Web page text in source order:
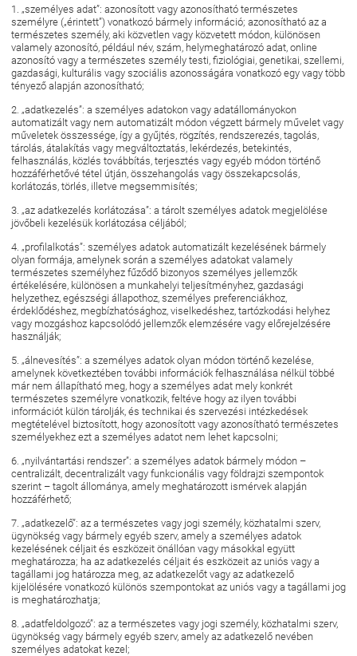
1. „személyes adat”: azonosított vagy azonosítható természetes
személyre („érintett”) vonatkozó bármely információ; azonosítható az a
természetes személy, aki közvetlen vagy közvetett módon, különösen
valamely azonosító, például név, szám, helymeghatározó adat, online
azonosító vagy a természetes személy testi, fiziológiai, genetikai, szellemi,
gazdasági, kulturális vagy szociális azonosságára vonatkozó egy vagy több
tényező alapján azonosítható;
2. „adatkezelés”: a személyes adatokon vagy adatállományokon
automatizált vagy nem automatizált módon végzett bármely művelet vagy
műveletek összessége, így a gyűjtés, rögzítés, rendszerezés, tagolás,
tárolás, átalakítás vagy megváltoztatás, lekérdezés, betekintés,
felhasználás, közlés továbbítás, terjesztés vagy egyéb módon történő
hozzáférhetővé tétel útján, összehangolás vagy összekapcsolás,
korlátozás, törlés, illetve megsemmisítés;
3. „az adatkezelés korlátozása”: a tárolt személyes adatok megjelölése
jövőbeli kezelésük korlátozása céljából;
4. „profilalkotás”: személyes adatok automatizált kezelésének bármely
olyan formája, amelynek során a személyes adatokat valamely
természetes személyhez fűződő bizonyos személyes jellemzők
értékelésére, különösen a munkahelyi teljesítményhez, gazdasági
helyzethez, egészségi állapothoz, személyes preferenciákhoz,
érdeklődéshez, megbízhatósághoz, viselkedéshez, tartózkodási helyhez
vagy mozgáshoz kapcsolódó jellemzők elemzésére vagy előrejelzésére
használják;
5. „álnevesítés”: a személyes adatok olyan módon történő kezelése,
amelynek következtében további információk felhasználása nélkül többé
már nem állapítható meg, hogy a személyes adat mely konkrét
természetes személyre vonatkozik, feltéve hogy az ilyen további
információt külön tárolják, és technikai és szervezési intézkedések
megtételével biztosított, hogy azonosított vagy azonosítható természetes
személyekhez ezt a személyes adatot nem lehet kapcsolni;
6. „nyilvántartási rendszer”: a személyes adatok bármely módon –
centralizált, decentralizált vagy funkcionális vagy földrajzi szempontok
szerint – tagolt állománya, amely meghatározott ismérvek alapján
hozzáférhető;
7. „adatkezelő”: az a természetes vagy jogi személy, közhatalmi szerv,
ügynökség vagy bármely egyéb szerv, amely a személyes adatok
kezelésének céljait és eszközeit önállóan vagy másokkal együtt
meghatározza; ha az adatkezelés céljait és eszközeit az uniós vagy a
tagállami jog határozza meg, az adatkezelőt vagy az adatkezelő
kijelölésére vonatkozó különös szempontokat az uniós vagy a tagállami jog
is meghatározhatja;
8. „adatfeldolgozó”: az a természetes vagy jogi személy, közhatalmi szerv,
ügynökség vagy bármely egyéb szerv, amely az adatkezelő nevében
személyes adatokat kezel;